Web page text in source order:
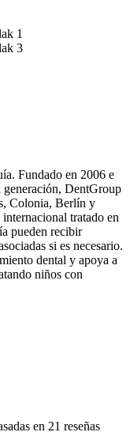
Fundado en 2006 e
DentGroup
Colonia, Berlín y
tratado en
pueden recibir
si es necesario.
dental y apoya a
niños con
en 21 reseñas